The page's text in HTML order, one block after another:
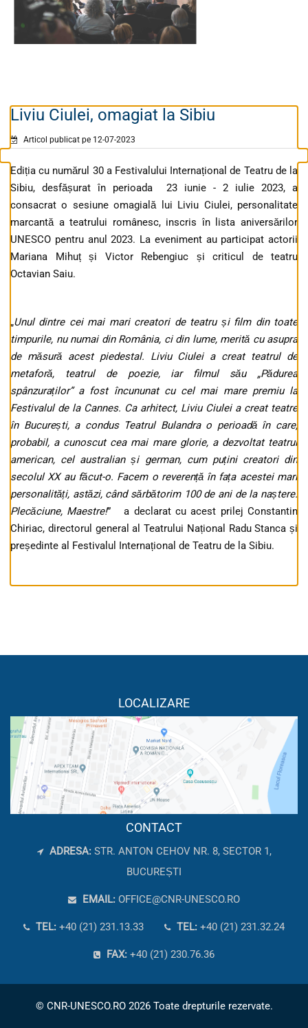
Liviu Ciulei, omagiat la Sibiu
Articol publicat pe 12-07-2023
Ediția cu numărul 30 a Festivalului Internațional de Teatru de la
Sibiu, desfășurat în perioada 23 iunie - 2 iulie 2023, a
consacrat o sesiune omagială lui Liviu Ciulei, personalitate
marcantă a teatrului românesc, inscris în lista aniversărilor
UNESCO pentru anul 2023. La eveniment au participat actorii
Mariana Mihuț și Victor Rebengiuc și criticul de teatru
Octavian Saiu.
„Unul dintre cei mai mari creatori de teatru și film din toate
timpurile, nu numai din România, ci din lume, merită cu asupra
de măsură acest piedestal. Liviu Ciulei a creat teatrul de
metaforă, teatrul de poezie, iar filmul său „Pădurea
spânzuraților” a fost încununat cu cel mai mare premiu la
Festivalul de la Cannes. Ca arhitect, Liviu Ciulei a creat teatre
în București, a condus Teatrul Bulandra o perioadă în care,
probabil, a cunoscut cea mai mare glorie, a dezvoltat teatrul
american, cel australian și german, cum puțini creatori din
secolul XX au făcut-o. Facem o reverență în fața acestei mari
personalități, astăzi, când sărbătorim 100 de ani de la naștere.
Plecăciune, Maestre!” a declarat cu acest prilej Constantin
Chiriac, directorul general al Teatrului Național Radu Stanca și
președinte al Festivalul Internațional de Teatru de la Sibiu.
LOCALIZARE
CONTACT
ADRESA: STR. ANTON CEHOV NR. 8, SECTOR 1,
BUCUREȘTI
EMAIL: OFFICE@CNR-UNESCO.RO
TEL: +40 (21) 231.13.33 TEL: +40 (21) 231.32.24
FAX: +40 (21) 230.76.36
© CNR-UNESCO.RO 2026 Toate drepturile rezervate.